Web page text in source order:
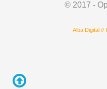
© 2017 -
Alba Digital //